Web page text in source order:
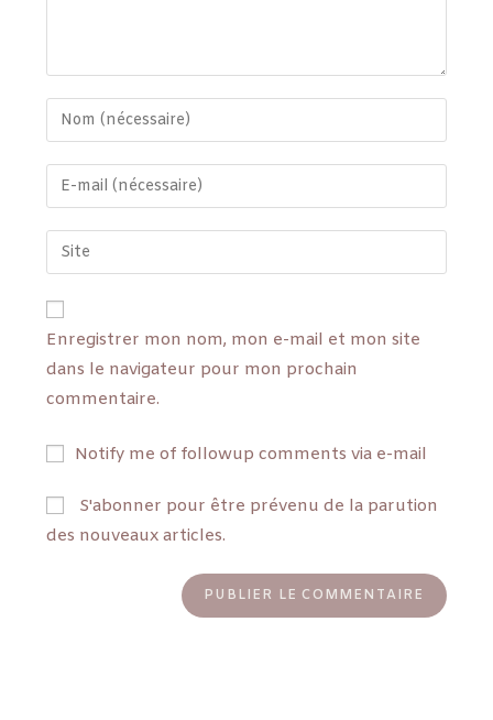
Enregistrer mon nom, mon e-mail et mon site
dans le navigateur pour mon prochain
commentaire.
Notify me of followup comments via e-mail
S'abonner pour être prévenu de la parution
des nouveaux articles.